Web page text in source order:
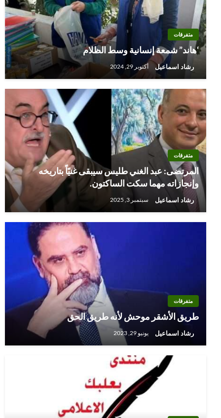
متفرقات
‘هاند” شمعة إنسانية وسط الظلام
رشاد اسماعيل أكتوبر 29, 2024
متفرقات
المرتضى: عبد الغني طليس سيبقى غنيًاً بتاريخه
وإنجازاته مهما سكت الساكتون.
رشاد اسماعيل سبتمبر 3, 2025
متفرقات
طريق الأشقر موحش لأنه طريق الحق
رشاد اسماعيل يونيو 29, 2023